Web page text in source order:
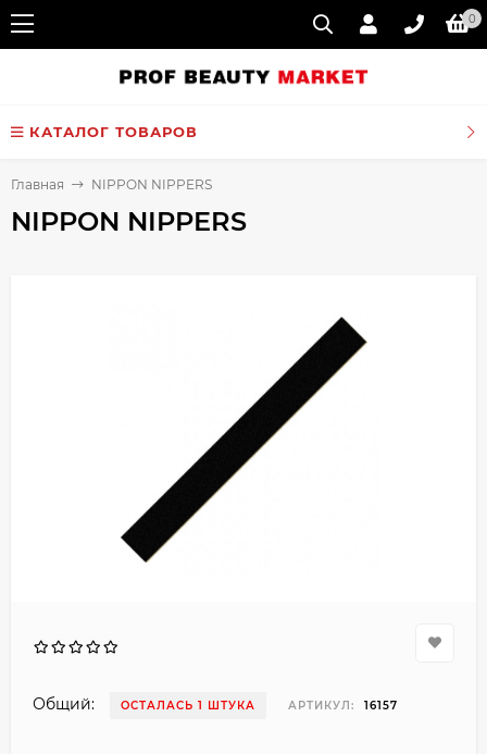
0
КАТАЛОГ ТОВАРОВ
Главная NIPPON NIPPERS
NIPPON NIPPERS
Общий: ОСТАЛАСЬ 1 ШТУКА АРТИКУЛ: 16157